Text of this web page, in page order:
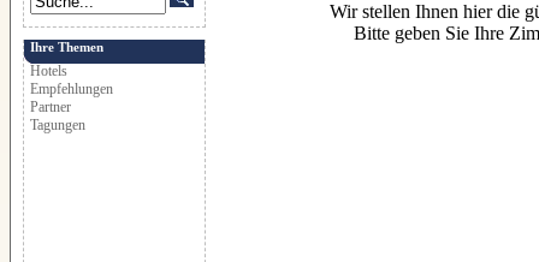
Ihre Themen
Hotels
Empfehlungen
Partner
Tagungen
Wir stellen Ihnen hier die
Bitte geben Sie Ihre